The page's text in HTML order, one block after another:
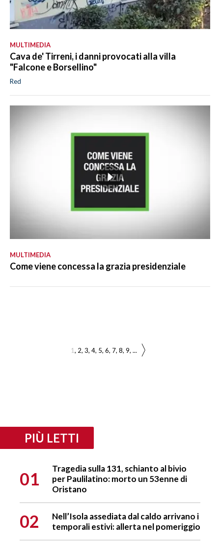
MULTIMEDIA
Cava de' Tirreni, i danni provocati alla villa
"Falcone e Borsellino"
Red
MULTIMEDIA
Come viene concessa la grazia presidenziale
1 2 3 4 5 6 7 8 9 ...
PIÙ LETTI
01
Tragedia sulla 131, schianto al bivio
per Paulilatino: morto un 53enne di
Oristano
02
Nell’Isola assediata dal caldo arrivano i
temporali estivi: allerta nel pomeriggio